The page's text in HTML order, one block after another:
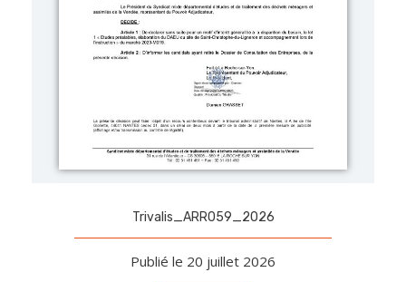
Trivalis_ARR059_2026
Publié le 20 juillet 2026